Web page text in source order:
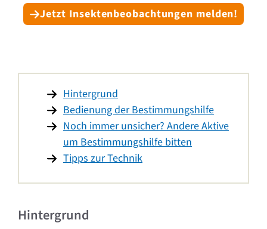
Jetzt Insektenbeobachtungen melden!
Hintergrund
Bedienung der Bestimmungshilfe
Noch immer unsicher? Andere Aktive
um Bestimmungshilfe bitten
Tipps zur Technik
Hintergrund